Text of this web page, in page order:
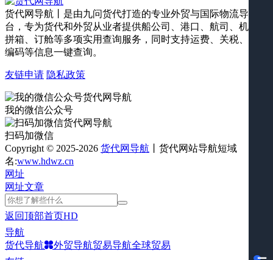
货代网导航丨是由九问货代打造的专业外贸与国际物流导航平
台，专为货代和外贸从业者提供船公司、港口、航司、机场、
拼箱、订舱等多项实用查询服务，同时支持运费、关税、海关
编码等信息一键查询。
友链申请 隐私政策
我的微信公众号
扫码加微信
Copyright © 2025-2026 货代网导航 丨货代网站导航短域
名:www.hdwz.cn
网址
网址文章
返回顶部首页HD
导航
货代导航
外贸导航贸易导航全球贸易